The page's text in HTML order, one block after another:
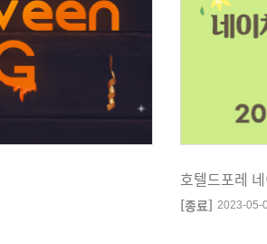
호텔드포레
[종료] 2023-05-